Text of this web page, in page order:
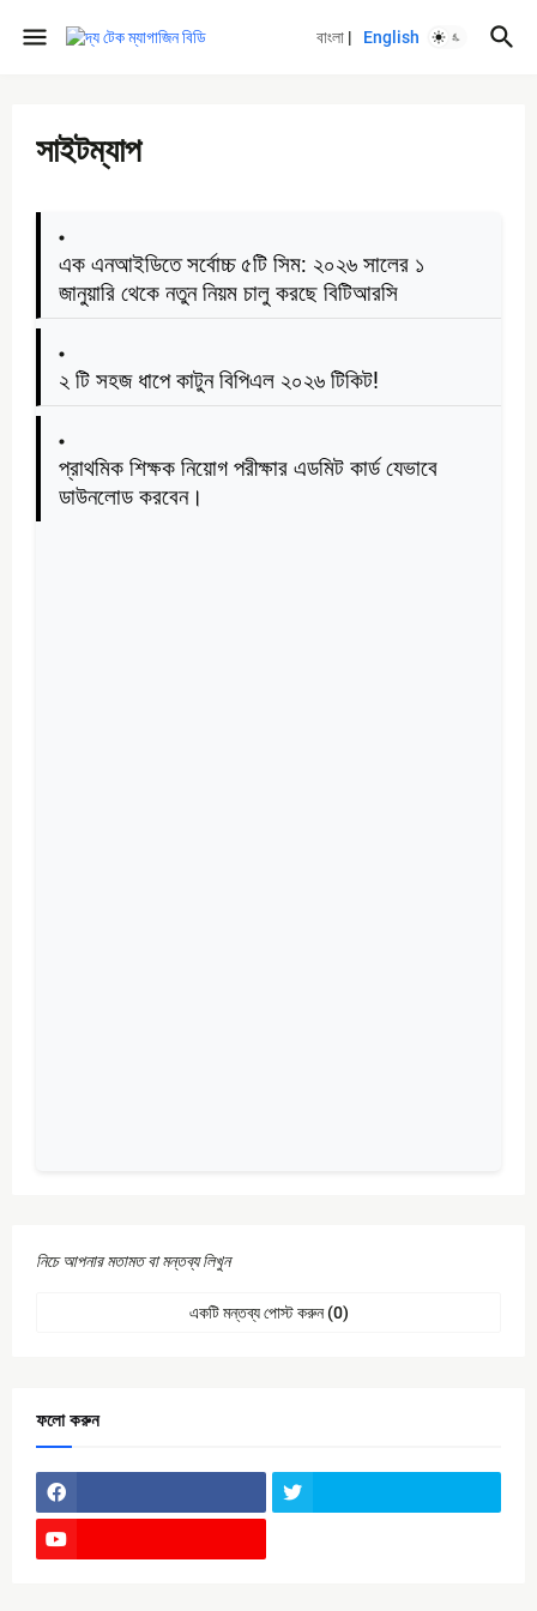
বাংলা | English
সাইটম্যাপ
এক এনআইডিতে সর্বোচ্চ ৫টি সিম: ২০২৬ সালের ১
জানুয়ারি থেকে নতুন নিয়ম চালু করছে বিটিআরসি
২ টি সহজ ধাপে কাটুন বিপিএল ২০২৬ টিকিট!
প্রাথমিক শিক্ষক নিয়োগ পরীক্ষার এডমিট কার্ড যেভাবে
ডাউনলোড করবেন।
নিচে আপনার মতামত বা মন্তব্য লিখুন
একটি মন্তব্য পোস্ট করুন (0)
ফলো করুন